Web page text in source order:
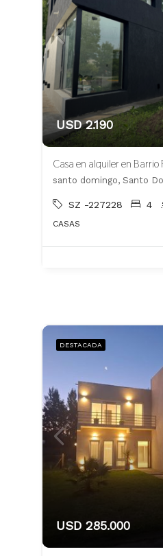
USD 2.190
SZ -227228 4
CASAS
DESTACADA
USD 285.000